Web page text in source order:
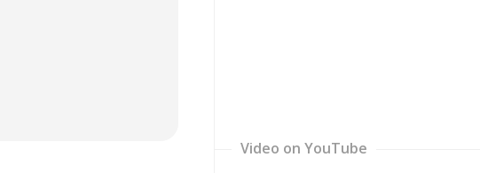
Video on YouTube